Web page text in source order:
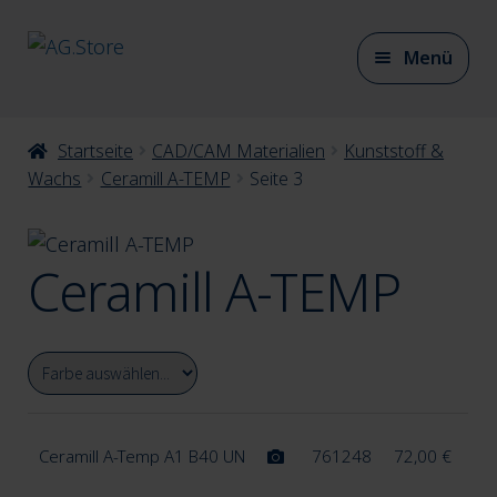
Zur
Zum
Menü
CAD/CAM Materialien
Zirkonoxid
Metall
3D Druckmaterial
Startseite CAD/CAM Materialien
Kunststoff &
Wachs
Ceramill A-TEMP Seite 3
Ceramill A-TEMP
Ceramill A-Temp A1 B40 UN 761248 72,00 €